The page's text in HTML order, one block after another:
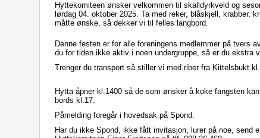
Hyttekomiteen ønsker velkommen til skalldyrkveld og
lørdag 04. oktober 2025. Ta med reker, blåskjell, krabber,
måtte ønske, så dekker vi til felles langbord.
Denne festen er for alle foreningens medlemmer på tvers
du for tiden ikke aktiv i noen undergruppe, så er du ekstra
Trenger du transport så stiller vi med riber fra Kittelsbukt
Hytta åpner kl.1400 så de som ønsker å koke fangsten
bords kl.17.
Påmelding foregår i hovedsak på Spond.
Har du ikke Spond, ikke fått invitasjon, lurer på noe, send